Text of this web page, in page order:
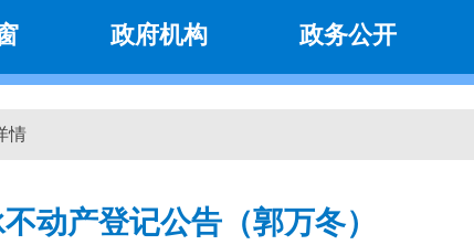
政府机构 政务公开
情
动产登记公告（郭万冬）